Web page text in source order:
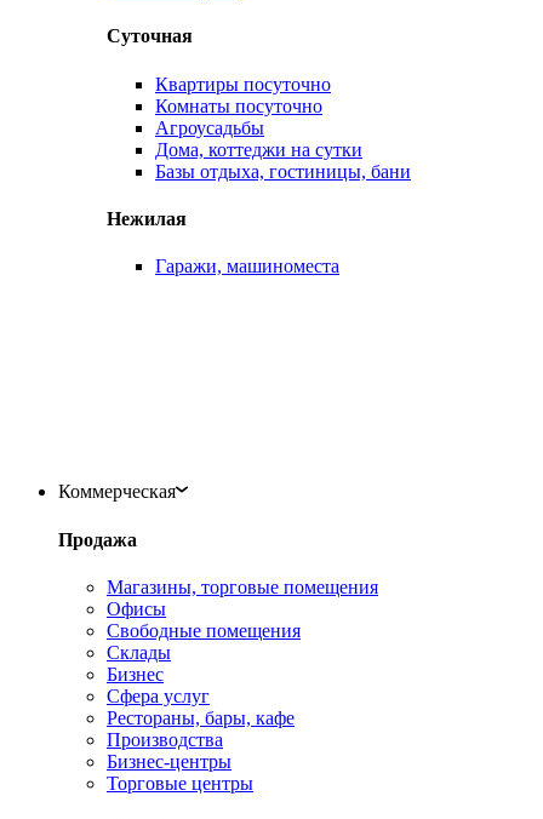
Суточная
Квартиры посуточно
Комнаты посуточно
Агроусадьбы
Дома, коттеджи на сутки
Базы отдыха, гостиницы, бани
Нежилая
Гаражи, машиноместа
Коммерческая
Продажа
Магазины, торговые помещения
Офисы
Свободные помещения
Склады
Бизнес
Сфера услуг
Рестораны, бары, кафе
Производства
Бизнес-центры
Торговые центры